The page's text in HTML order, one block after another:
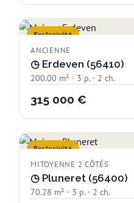
Exclusivité
ANCIENNE
◷ Erdeven (56410)
200.00 m² · 3 p. · 2 ch.
315 000 €
Exclusivité
MITOYENNE 2 CÔTÉS
◷ Pluneret (56400)
70.28 m² · 3 p. · 2 ch.